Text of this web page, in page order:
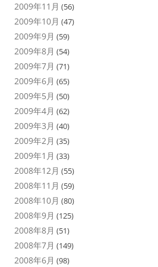
2009年11月 (56)
2009年10月 (47)
2009年9月 (59)
2009年8月 (54)
2009年7月 (71)
2009年6月 (65)
2009年5月 (50)
2009年4月 (62)
2009年3月 (40)
2009年2月 (35)
2009年1月 (33)
2008年12月 (55)
2008年11月 (59)
2008年10月 (80)
2008年9月 (125)
2008年8月 (51)
2008年7月 (149)
2008年6月 (98)